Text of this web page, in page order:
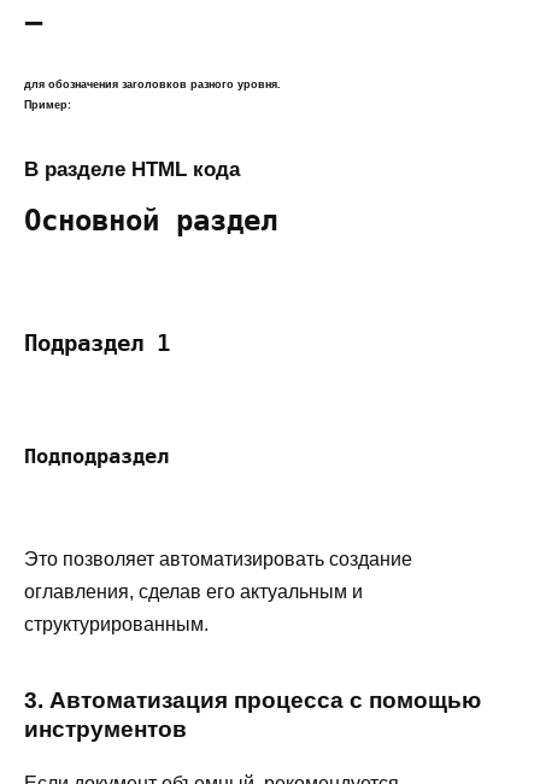
–
для обозначения заголовков разного уровня.
Пример:
В разделе HTML кода
Основной раздел
Подраздел 1
Подподраздел
Это позволяет автоматизировать создание
оглавления, сделав его актуальным и
структурированным.
3. Автоматизация процесса с помощью
инструментов